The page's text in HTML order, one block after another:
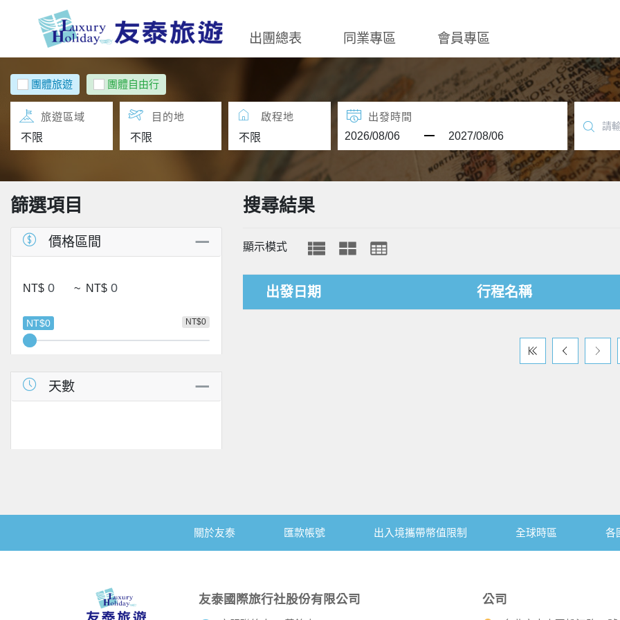
出團總表 同業專區 會員專區
團體旅遊 團體自由行
旅遊區域 目的地 啟程地 出發時間
篩選項目
價格區間
NT$ ~ NT$
NT$0
NT$0
天數
搜尋結果
顯示模式
出發日期 行程名稱
關於友泰 匯款帳號 出入境攜帶幣值限制 全球時區 各
友泰國際旅行社股份有限公司 公司